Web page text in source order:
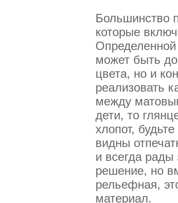
Большинство
которые
может быть
цвета, но и
реализовать
между
дети, то
хлопот,
видны
и всегда рады
решение, но
рельефная,
материал.